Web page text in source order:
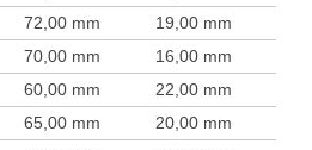
72,00 mm 19,00 mm
70,00 mm 16,00 mm
60,00 mm 22,00 mm
65,00 mm 20,00 mm